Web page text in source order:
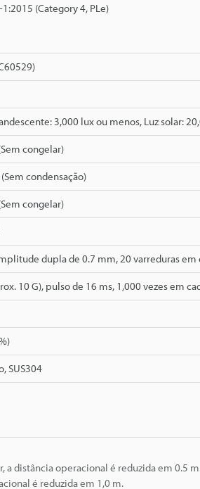
1:2015 (Category 4, PLe)
3,000 lux ou menos, Luz solar:
congelar)
condensação)
congelar)
dupla de 0.7 mm, 20 varreduras em
10 G), pulso de 16 ms, 1,000 vezes em
SUS304
distância operacional é reduzida em 0.5
é reduzida em 1,0 m.